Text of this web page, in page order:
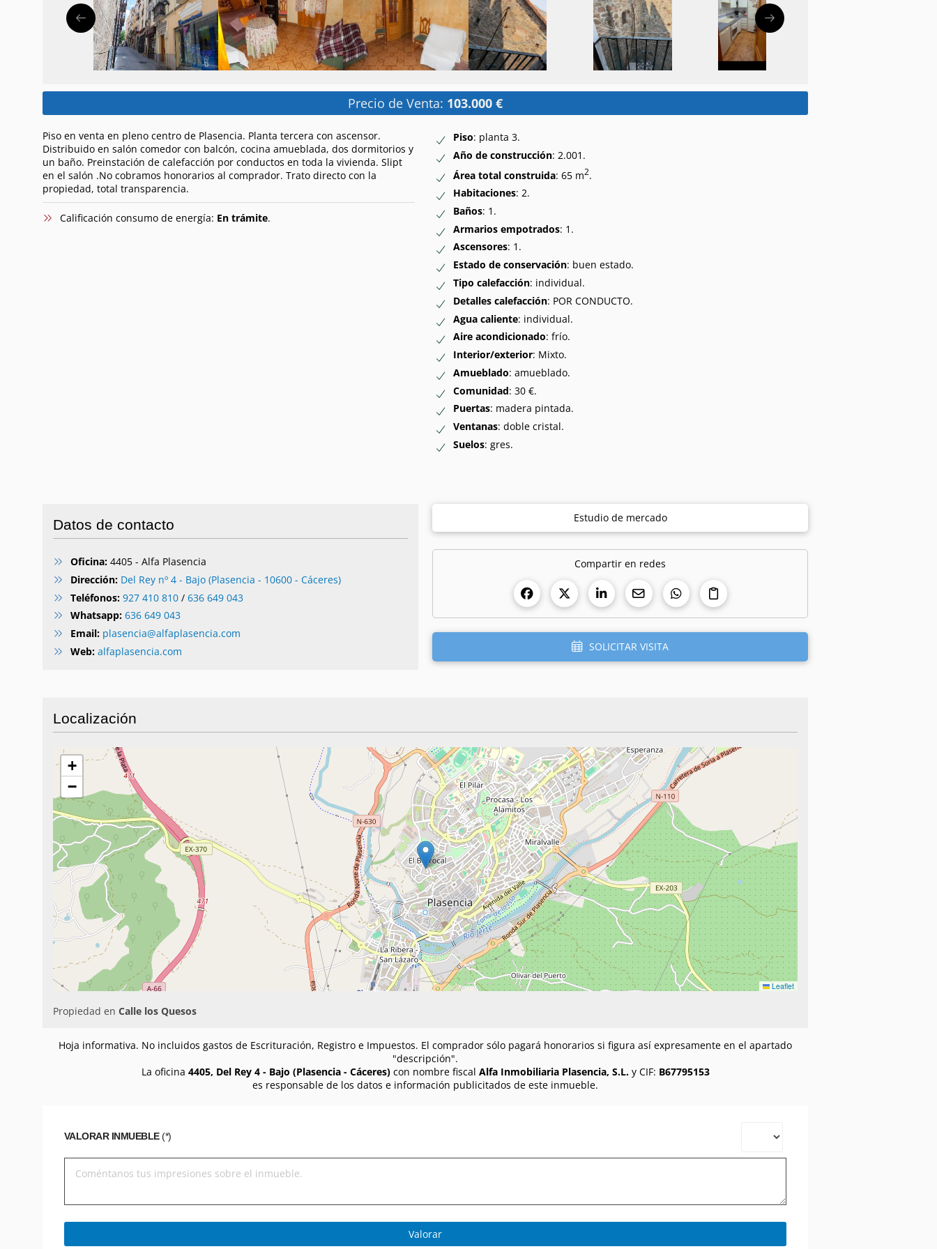
Precio de Venta: 103.000 €
Piso en venta en pleno centro de Plasencia. Planta tercera con ascensor.
Distribuido en salón comedor con balcón, cocina amueblada, dos dormitorios y
un baño. Preinstación de calefacción por conductos en toda la vivienda. Slipt
en el salón .No cobramos honorarios al comprador. Trato directo con la
propiedad, total transparencia.
Calificación consumo de energía: En trámite.
Piso: planta 3.
Año de construcción: 2.001.
Área total construida: 65 m2.
Habitaciones: 2.
Baños: 1.
Armarios empotrados: 1.
Ascensores: 1.
Estado de conservación: buen estado.
Tipo calefacción: individual.
Detalles calefacción: POR CONDUCTO.
Agua caliente: individual.
Aire acondicionado: frío.
Interior/exterior: Mixto.
Amueblado: amueblado.
Comunidad: 30 €.
Puertas: madera pintada.
Ventanas: doble cristal.
Suelos: gres.
Datos de contacto
Oficina: 4405 - Alfa Plasencia
Dirección: Del Rey nº 4 - Bajo (Plasencia - 10600 - Cáceres)
Teléfonos: 927 410 810 /636 649 043
Whatsapp: 636 649 043
Email: plasencia@alfaplasencia.com
Web: alfaplasencia.com
Estudio de mercado
Compartir en redes
SOLICITAR VISITA
Localización
+
−
Leaflet
Propiedad en Calle los Quesos
Hoja informativa. No incluidos gastos de Escrituración, Registro e Impuestos. El comprador sólo pagará honorarios si figura así expresamente en el apartado
"descripción".
La oficina 4405, Del Rey 4 - Bajo (Plasencia - Cáceres)con nombre fiscal Alfa Inmobiliaria Plasencia, S.L.y CIF: B67795153
es responsable de los datos e información publicitados de este inmueble.
VALORAR INMUEBLE(*)
Valorar